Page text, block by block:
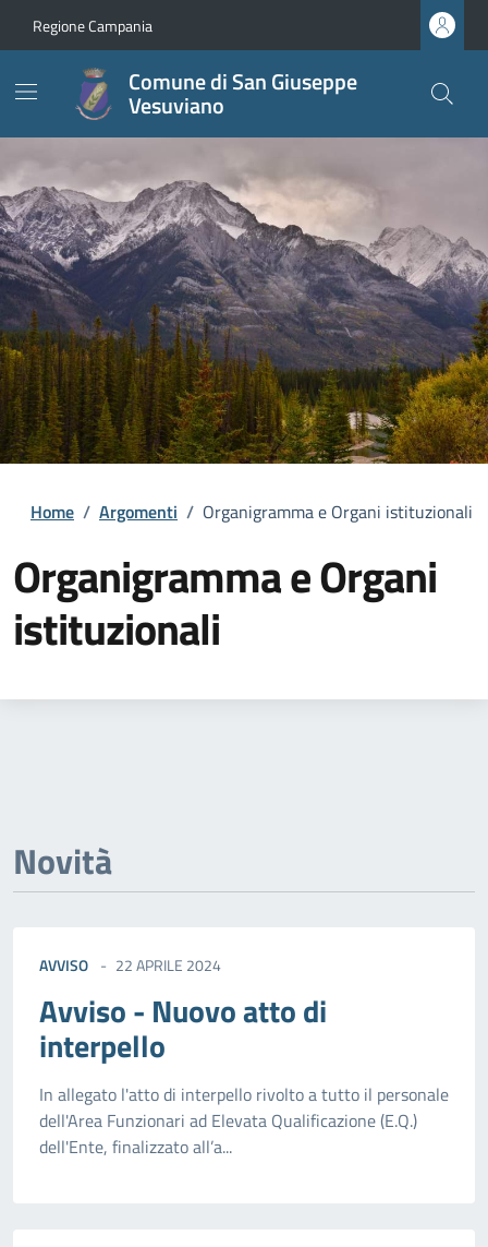
Regione Campania
Comune di San Giuseppe
Vesuviano
Home / Argomenti / Organigramma e Organi istituzionali
Organigramma e Organi
istituzionali
Dettagli della notizia
Novità
AVVISO 22 APRILE 2024
Avviso - Nuovo atto di
interpello
In allegato l'atto di interpello rivolto a tutto il personale
dell'Area Funzionari ad Elevata Qualificazione (E.Q.)
dell'Ente, finalizzato all’a...